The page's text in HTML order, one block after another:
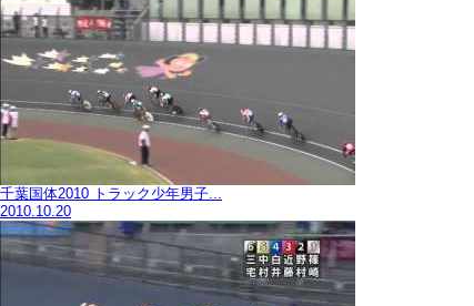
千葉国体2010 トラック少年男子...
2010.10.20